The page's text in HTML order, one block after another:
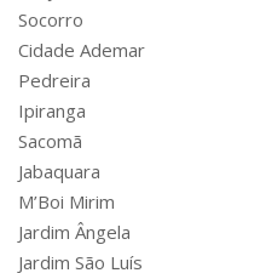
Socorro
Cidade Ademar
Pedreira
Ipiranga
Sacomã
Jabaquara
M’Boi Mirim
Jardim Ângela
Jardim São Luís